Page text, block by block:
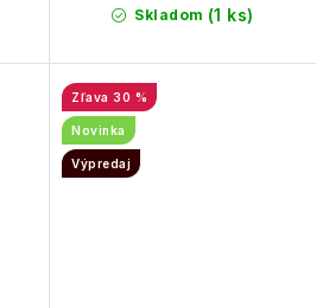
Skladom (1 ks)
30 %
Novinka
Výpredaj